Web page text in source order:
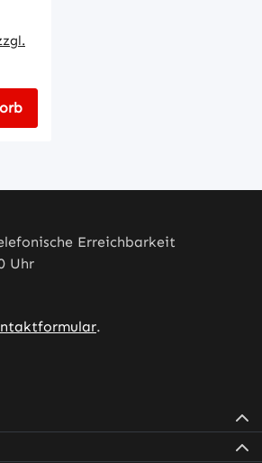
Erreichbarkeit
Uhr
.
– öffnet in neuem Tab